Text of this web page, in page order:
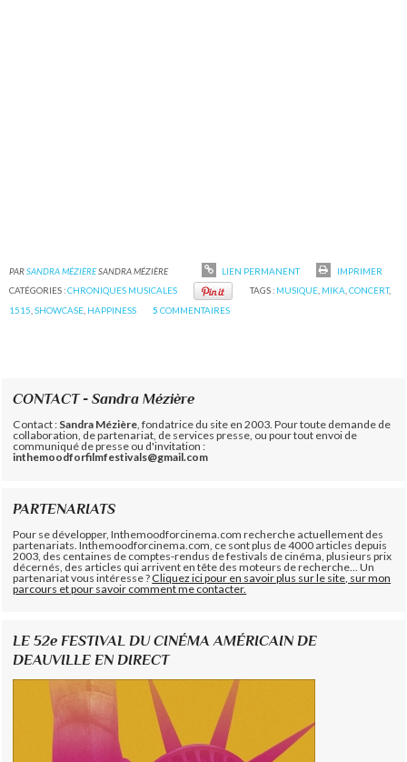
PARSANDRA MÉZIÈRESANDRA MÉZIÈRE LIEN PERMANENT
IMPRIMER
CATÉGORIES :CHRONIQUES MUSICALES TAGS : MUSIQUE, MIKA CONCERT,
1515 ,SHOWCASE HAPPINESS 5 COMMENTAIRES
CONTACT - Sandra Mézière
Contact : Sandra Mézière , fondatrice du site en 2003. Pour toute demande de
collaboration, de partenariat, de services presse, ou pour tout envoi de
communiqué de presse ou d'invitation :
inthemoodforfilmfestivals@gmail.com
PARTENARIATS
Pour se développer, Inthemoodforcinema.com recherche actuellement des
partenariats. Inthemoodforcinema.com, ce sont plus de 4000 articles depuis
2003, des centaines de comptes-rendus de festivals de cinéma, plusieurs prix
décernés, des articles qui arrivent en tête des moteurs de recherche... Un
partenariat vous intéresse ?Cliquez ici pour en savoir plus sur le site, sur mon
parcours et pour savoir comment me contacter.
LE 52e FESTIVAL DU CINÉMA AMÉRICAIN DE
DEAUVILLE EN DIRECT